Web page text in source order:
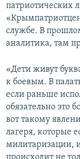
патриотических
службе. В
аналитика, там
«Дети живут
к боевым. В
если раньше
обязательно это
вот такому
лагеря, которые
милитаризации,